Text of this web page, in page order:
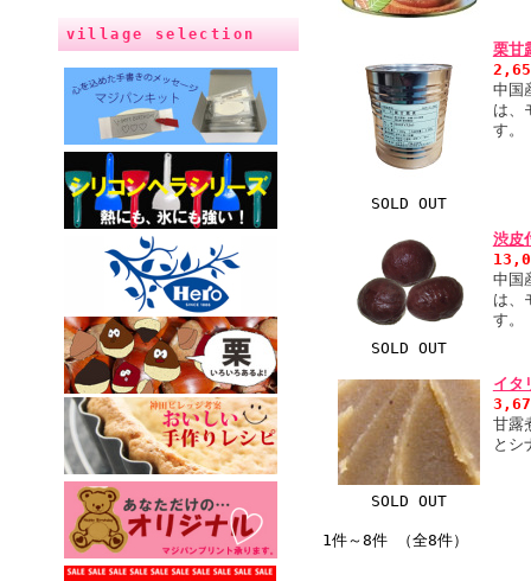
village selection
SOLD OUT
栗
中国
は、
す。
SOLD OUT
渋皮
中国
は、
す。
SOLD OUT
イタ
甘露
とシ
1件～8件 （全8件）